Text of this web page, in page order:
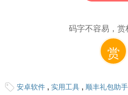
Android/
码字不容易，
赏
安卓软件 , 实用工具 , 顺丰礼包助手